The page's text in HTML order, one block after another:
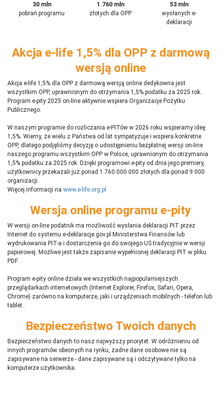
30 mln
pobrań programu
1.760 mln
złotych dla OPP
53 mln
wysłanych e-
deklaracji
Akcja e-life 1,5% dla OPP z darmową
wersją online
Akcja e-life 1,5% dla OPP z darmową wersją online dedykowna jest
wszystkim OPP, uprawnionym do otrzymania 1,5% podatku za 2025 rok.
Program e-pity 2025 on-line aktywnie wspiera Organizacje Pożytku
Publicznego.
W naszym programie do rozliczania e-PITów w 2026 roku wspieramy ideę
1,5%. Wiemy, że wielu z Państwa od lat sympatyzuje i wspiera konkretne
OPP, dlatego podjęliśmy decyzję o udostępnieniu bezpłatnej wersji on-line
naszego programu wszystkim OPP w Polsce, uprawnionym do otrzymania
1,5% podatku za 2025 rok. Dzięki programowi e-pity od dnia jego premiery,
użytkownicy przekazali już ponad 1 760 000 000 złotych dla ponad 9 000
organizacji.
Więcej informacji na www.e-life.org.pl
Wersja online programu e-pity
W wersji on-line podatnik ma możliwość wysłania deklaracji PIT przez
Internet do systemu e-deklaracje.gov.pl Ministerstwa Finansów lub
wydrukowania PIT-a i dostarczenia go do swojego US tradycyjnie w wersji
papierowej. Możliwe jest także zapisanie wypełnionej deklaracji PIT w pliku
PDF.
Program e-pity online działa we wszystkich najpopularniejszych
przeglądarkach internetowych (Internet Explorer, Firefox, Safari, Opera,
Chrome) zarówno na komputerze, jaki i urządzeniach mobilnych - telefon lub
tablet..
Bezpieczeństwo Twoich danych
Bezpieczeństwo danych to nasz najwyższy priorytet. W odróżnieniu od
innych programów obecnych na rynku, żadne dane osobowe nie są
zapisywane na serwerze - dane zapisywane są i odczytywane tylko na
komputerze użytkownika.